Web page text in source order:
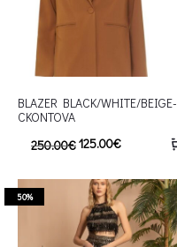
BLAZER BLACK/WHITE/BEIGE-
CKONTOVA
250.00€125.00€
50%